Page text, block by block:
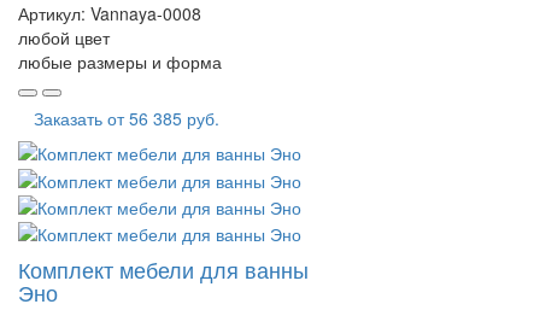
Артикул: Vannaya-0008
любой цвет
любые размеры и форма
Заказать от56 385 руб.
Комплект мебели для ванны
Эно